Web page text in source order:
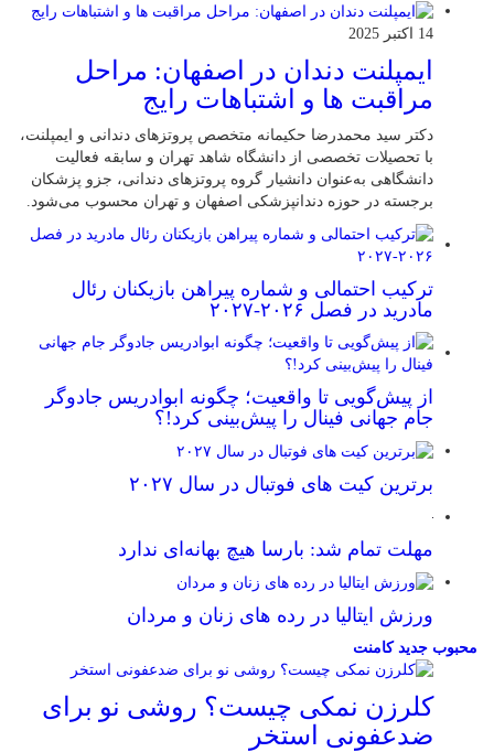
14 اکتبر 2025
ایمپلنت دندان در اصفهان: مراحل
مراقبت ها و اشتباهات رایج
دکتر سید محمدرضا حکیمانه متخصص پروتزهای دندانی و ایمپلنت،
با تحصیلات تخصصی از دانشگاه شاهد تهران و سابقه فعالیت
دانشگاهی به‌عنوان دانشیار گروه پروتزهای دندانی، جزو پزشکان
برجسته در حوزه دندانپزشکی اصفهان و تهران محسوب می‌شود.
ترکیب احتمالی و شماره پیراهن بازیکنان رئال
مادرید در فصل ۲۰۲۶-۲۰۲۷
از پیش‌گویی تا واقعیت؛ چگونه ابوادریس جادوگر
جام جهانی فینال را پیش‌بینی کرد!؟
برترین کیت های فوتبال در سال ۲۰۲۷
مهلت تمام شد: بارسا هیچ بهانه‌‌ای ندارد
ورزش ایتالیا در رده های زنان و مردان
محبوب جدیدکامنت
کلرزن نمکی چیست؟ روشی نو برای
ضدعفونی استخر